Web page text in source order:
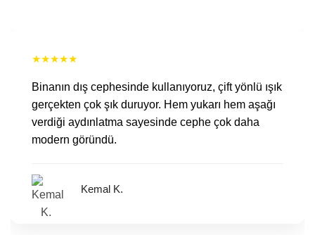
★★★★★
Binanın dış cephesinde kullanıyoruz, çift yönlü ışık
gerçekten çok şık duruyor. Hem yukarı hem aşağı
verdiği aydınlatma sayesinde cephe çok daha
modern göründü.
Kemal K.